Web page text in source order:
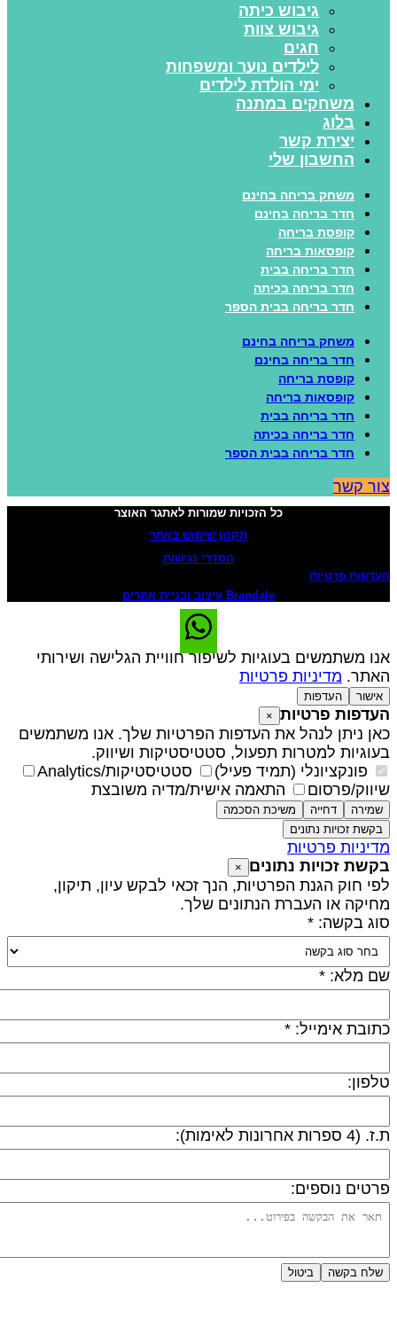
גיבוש כיתה
גיבוש צוות
חגים
לילדים נוער ומשפחות
ימי הולדת לילדים
משחקים במתנה
בלוג
יצירת קשר
החשבון שלי
משחק בריחה בחינם
חדר בריחה בחינם
קופסת בריחה
קופסאות בריחה
חדר בריחה בבית
חדר בריחה בכיתה
חדר בריחה בבית הספר
משחק בריחה בחינם
חדר בריחה בחינם
קופסת בריחה
קופסאות בריחה
חדר בריחה בבית
חדר בריחה בכיתה
חדר בריחה בבית הספר
קשר
כל הזכויות שמורות לאתגר האוצר
תקנון שימוש באתר
הסדרי נגישות
פרטיות
Brandale עיצוב ובניית אתרים
משתמשים בעוגיות לשיפור חוויית הגלישה ושירותי
מדיניות פרטיות
אישור העדפות
פרטיות ×
ניתן לנהל את העדפות הפרטיות שלך. אנו משתמשים
למטרות תפעול, סטטיסטיקות ושיווק.
פונקציונלי (תמיד פעיל)
סטטיסטיקות/Analytics
פרסום
התאמה אישית/מדיה משובצת
שמירה דחייה
משיכת הסכמה
בקשת זכויות נתונים
פרטיות
זכויות נתונים
חוק הגנת הפרטיות, הנך זכאי לבקש עיון, תיקון,
או העברת הנתונים שלך.
בקשה: *
מלא: *
אימייל: *
ספרות אחרונות לאימות):
נוספים:
שלח בקשה ביטול